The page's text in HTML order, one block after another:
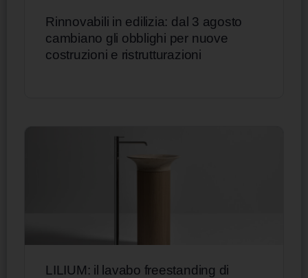
Rinnovabili in edilizia: dal 3 agosto
cambiano gli obblighi per nuove
costruzioni e ristrutturazioni
LILIUM: il lavabo freestanding di